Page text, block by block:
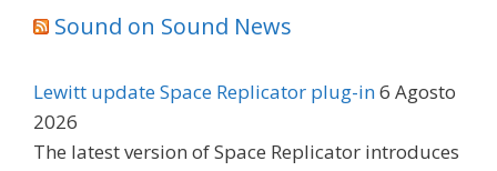
Sound on Sound News
Lewitt update Space Replicator plug-in6 Agosto
2026
The latest version of Space Replicator introduces